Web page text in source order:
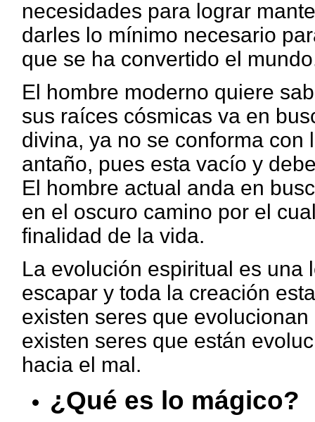
necesidades para lograr
darles lo mínimo necesario
que se ha convertido el
El hombre moderno quiere
sus raíces cósmicas va en
divina, ya no se conforma
antaño, pues esta vacío y
El hombre actual anda en
en el oscuro camino por el
finalidad de la vida.
La evolución espiritual es una
escapar y toda la creación
existen seres que
existen seres que están
hacia el mal.
¿Qué es lo mágico?